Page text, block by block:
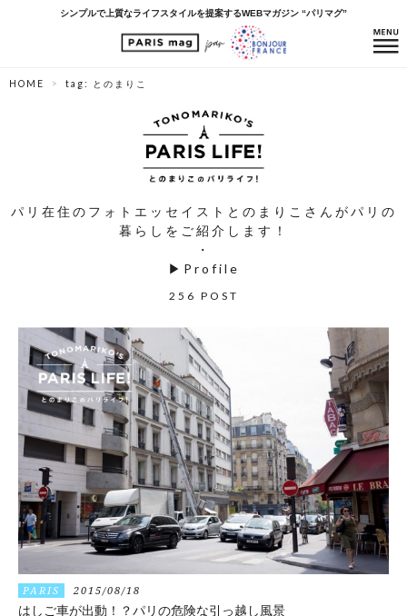
シンプルで上質なライフスタイルを提案するWEBマガジン “パリマグ”
HOME tag: とのまりこ
パリ在住のフォトエッセイストとのまりこさんがパリの
暮らしをご紹介します！
・
▶ Profile
256 POST
PARIS 2015/08/18
はしご車が出動！？パリの危険な引っ越し風景